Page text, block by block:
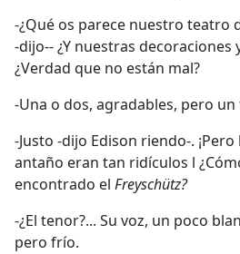
-¿Qué os parece nuestro teatro
-dijo-- ¿Y nuestras decoraciones
¿Verdad que no están mal?
-Una o dos, agradables, pero
-Justo -dijo Edison riendo-.
antaño eran tan ridículos l
encontrado el Freyschütz?
-¿El tenor?... Su voz, un poco
pero frío.